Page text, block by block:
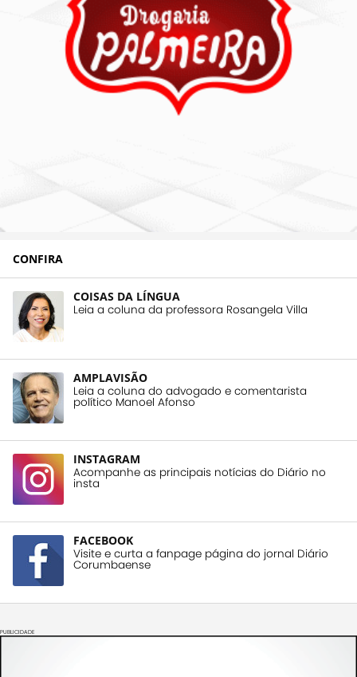
CONFIRA
COISAS DA LÍNGUA
Leia a coluna da professora Rosangela Villa
AMPLAVISÃO
Leia a coluna do advogado e comentarista
político Manoel Afonso
INSTAGRAM
Acompanhe as principais notícias do Diário no
insta
FACEBOOK
Visite e curta a fanpage página do jornal Diário
Corumbaense
PUBLICIDADE